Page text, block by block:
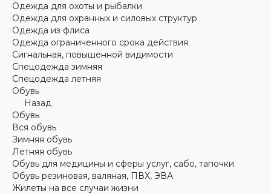
Одежда для охоты и рыбалки
Одежда для охранных и силовых структур
Одежда из флиса
Одежда ограниченного срока действия
Сигнальная, повышенной видимости
Спецодежда зимняя
Спецодежда летняя
Обувь
Назад
Обувь
Вся обувь
Зимняя обувь
Летняя обувь
Обувь для медицины и сферы услуг, сабо, тапочки
Обувь резиновая, валяная, ПВХ, ЭВА
Жилеты на все случаи жизни